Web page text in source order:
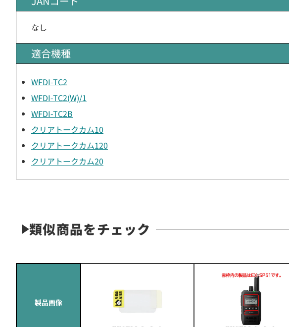
なし
適合機種
WFDI-TC2
WFDI-TC2(W)/1
WFDI-TC2B
クリアトークカム10
クリアトークカム120
クリアトークカム20
類似商品をチェック
製品画像